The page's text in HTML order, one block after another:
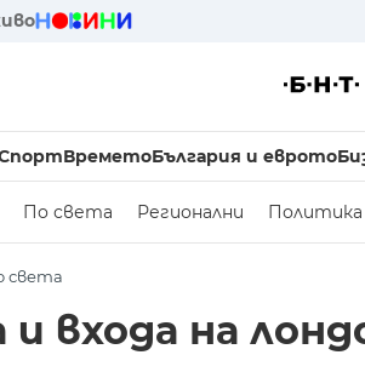
ВреметоБългария и еврото
По света Регионални Политика
света
и входа на